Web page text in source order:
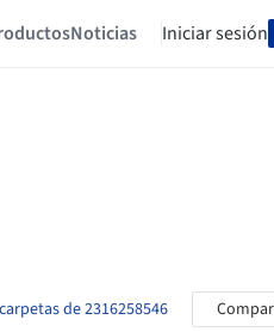
Noticias Iniciar sesión
de 2316258546